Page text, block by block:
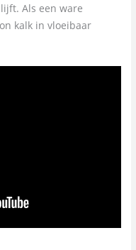
Als een ware
kalk in vloeibaar